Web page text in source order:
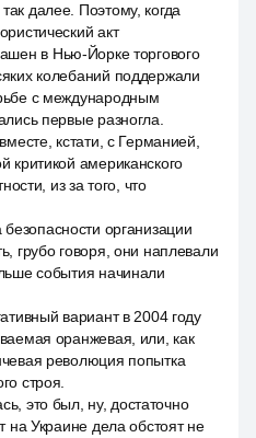
далее. Поэтому, когда
акт
в Нью-Йорке торгового
колебаний поддержали
с международным
первые разногла.
кстати, с Германией,
критикой американского
из за того, что
организации
грубо говоря, они наплевали
события начинали
вариант в 2004 году
оранжевая, или, как
революция попытка
строя.
это был, ну, достаточно
на Украине дела обстоят не